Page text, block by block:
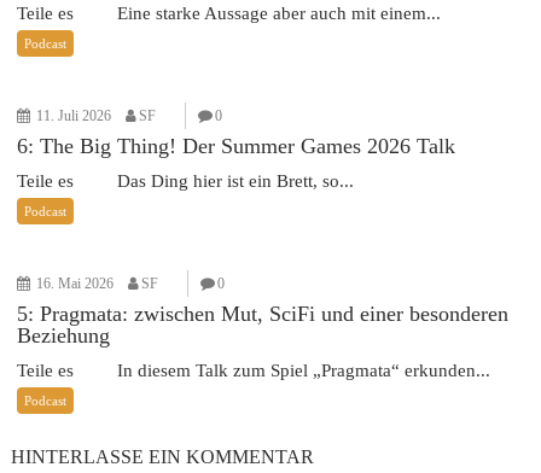
Teile es Eine starke Aussage aber auch mit einem...
Podcast
11. Juli 2026 SF 0
6: The Big Thing! Der Summer Games 2026 Talk
Teile es Das Ding hier ist ein Brett, so...
Podcast
16. Mai 2026 SF 0
5: Pragmata: zwischen Mut, SciFi und einer besonderen
Beziehung
Teile es In diesem Talk zum Spiel „Pragmata“ erkunden...
Podcast
HINTERLASSE EIN KOMMENTAR